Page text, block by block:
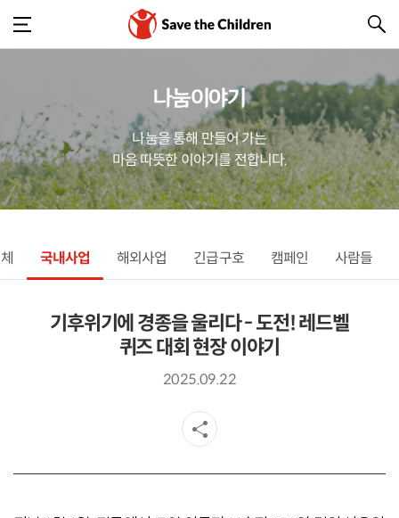
나눔이야기
나눔을 통해 만들어 가는
마음 따뜻한 이야기를 전합니다.
국내사업 해외사업 긴급구호 캠페인 사람들
기후위기에 경종을 울리다 - 도전! 레드벨
퀴즈 대회 현장 이야기
2025.09.22